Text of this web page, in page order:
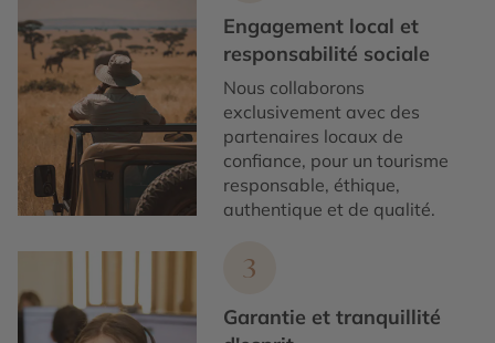
Engagement local et
responsabilité sociale
Nous collaborons
exclusivement avec des
partenaires locaux de
confiance, pour un tourisme
responsable, éthique,
authentique et de qualité.
3
Garantie et tranquillité